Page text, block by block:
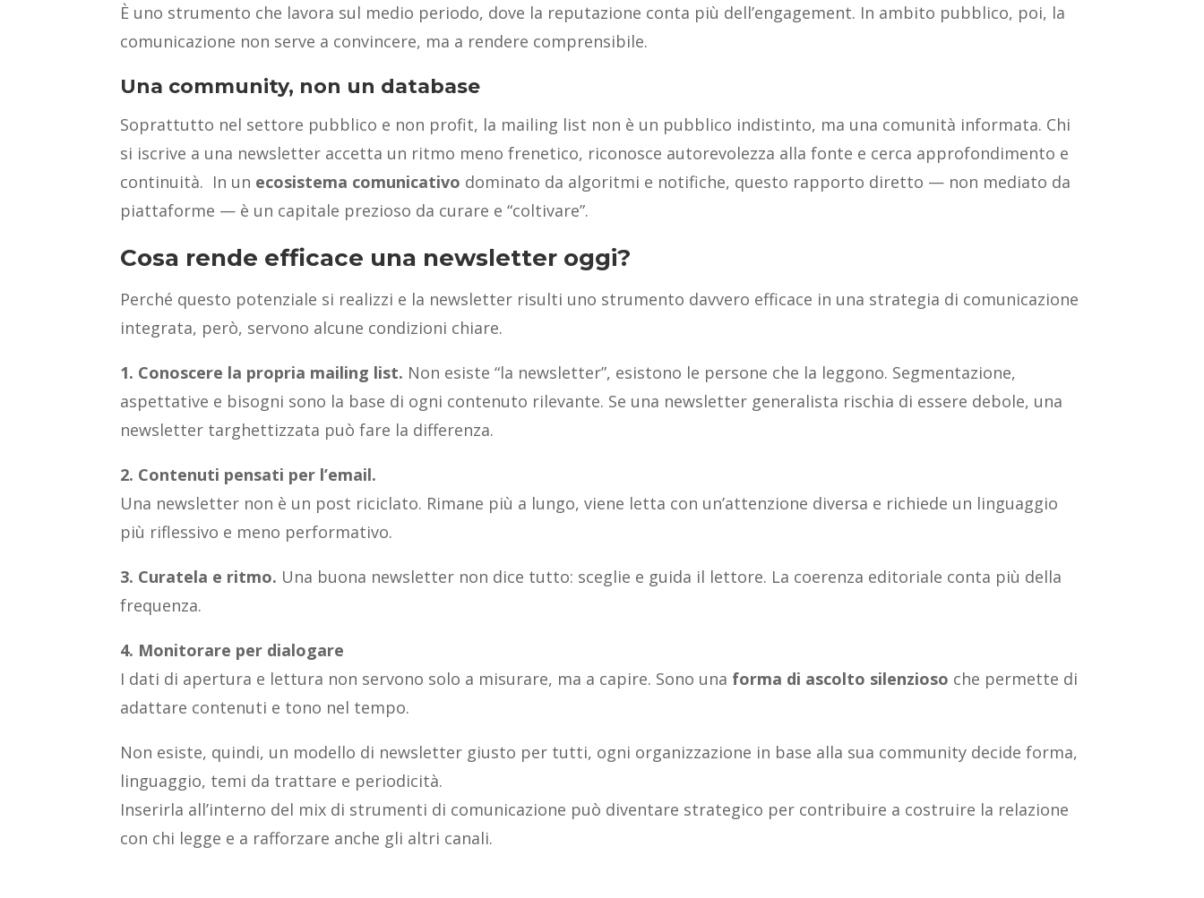
È uno strumento che lavora sul medio periodo, dove la reputazione conta più dell’engagement. In ambito pubblico, poi, la
comunicazione non serve a convincere, ma a rendere comprensibile.
Una community, non un database
Soprattutto nel settore pubblico e non profit, la mailing list non è un pubblico indistinto, ma una comunità informata. Chi
si iscrive a una newsletter accetta un ritmo meno frenetico, riconosce autorevolezza alla fonte e cerca approfondimento e
continuità. In un ecosistema comunicativo dominato da algoritmi e notifiche, questo rapporto diretto — non mediato da
piattaforme — è un capitale prezioso da curare e “coltivare”.
Cosa rende efficace una newsletter oggi?
Perché questo potenziale si realizzi e la newsletter risulti uno strumento davvero efficace in una strategia di comunicazione
integrata, però, servono alcune condizioni chiare.
1. Conoscere la propria mailing list. Non esiste “la newsletter”, esistono le persone che la leggono. Segmentazione,
aspettative e bisogni sono la base di ogni contenuto rilevante. Se una newsletter generalista rischia di essere debole, una
newsletter targhettizzata può fare la differenza.
2. Contenuti pensati per l’email.
Una newsletter non è un post riciclato. Rimane più a lungo, viene letta con un’attenzione diversa e richiede un linguaggio
più riflessivo e meno performativo.
3. Curatela e ritmo. Una buona newsletter non dice tutto: sceglie e guida il lettore. La coerenza editoriale conta più della
frequenza.
4. Monitorare per dialogare
I dati di apertura e lettura non servono solo a misurare, ma a capire. Sono una forma di ascolto silenzioso che permette di
adattare contenuti e tono nel tempo.
Non esiste, quindi, un modello di newsletter giusto per tutti, ogni organizzazione in base alla sua community decide forma,
linguaggio, temi da trattare e periodicità.
Inserirla all’interno del mix di strumenti di comunicazione può diventare strategico per contribuire a costruire la relazione
con chi legge e a rafforzare anche gli altri canali.